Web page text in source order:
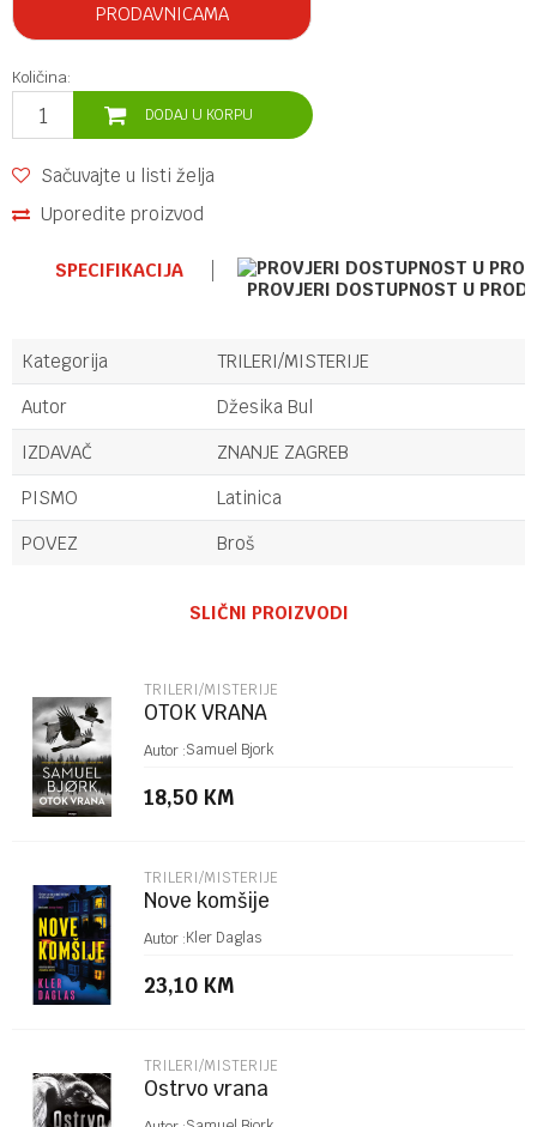
PRODAVNICAMA
Količina:
DODAJ U KORPU
Sačuvajte u listi želja
Uporedite proizvod
SPECIFIKACIJA
PROVJERI DOSTUPNOST U
Kategorija
TRILERI/MISTERIJE
Autor
Džesika Bul
IZDAVAČ
ZNANJE ZAGREB
PISMO
Latinica
POVEZ
Broš
Poruka
POŠALJI
SLIČNI PROIZVODI
TRILERI/MISTERIJE
OTOK VRANA
Autor :Samuel Bjork
18,50 KM
TRILERI/MISTERIJE
Nove komšije
Autor :Kler Daglas
23,10 KM
TRILERI/MISTERIJE
Ostrvo vrana